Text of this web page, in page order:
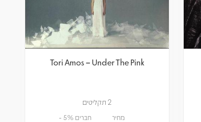
Tori Amos – Under The Pink
2 תקליטים
מחיר חברים 5% -